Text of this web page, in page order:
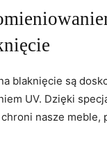
blaknięcie są
UV. Dzięki
nasze